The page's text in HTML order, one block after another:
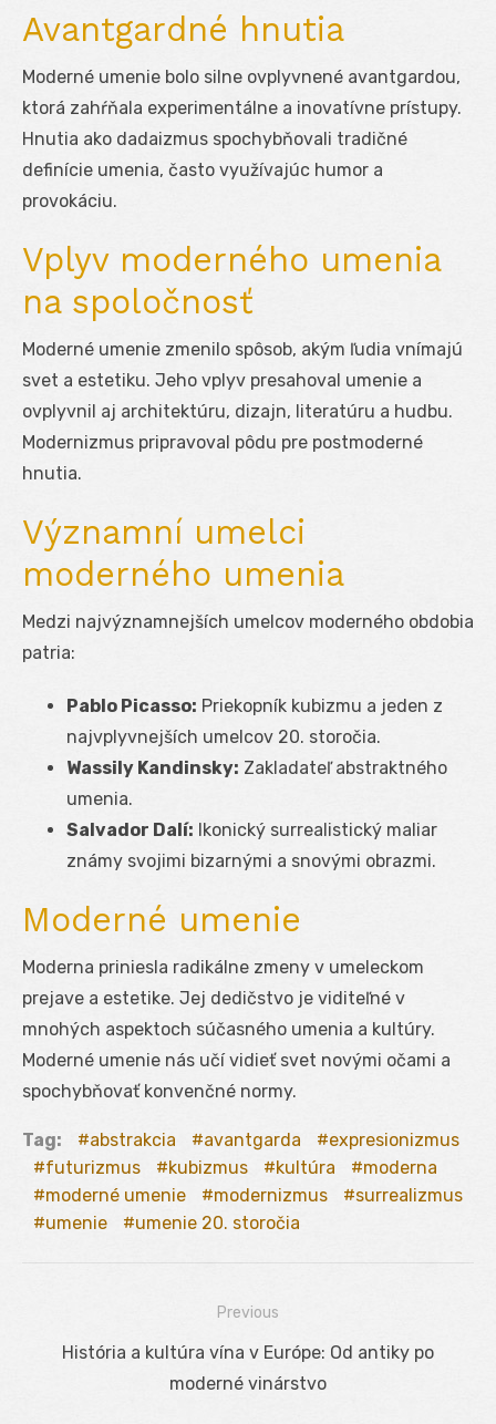
Avantgardné hnutia
Moderné umenie bolo silne ovplyvnené avantgardou,
ktorá zahŕňala experimentálne a inovatívne prístupy.
Hnutia ako dadaizmus spochybňovali tradičné
definície umenia, často využívajúc humor a
provokáciu.
Vplyv moderného umenia
na spoločnosť
Moderné umenie zmenilo spôsob, akým ľudia vnímajú
svet a estetiku. Jeho vplyv presahoval umenie a
ovplyvnil aj architektúru, dizajn, literatúru a hudbu.
Modernizmus pripravoval pôdu pre postmoderné
hnutia.
Významní umelci
moderného umenia
Medzi najvýznamnejších umelcov moderného obdobia
patria:
Pablo Picasso: Priekopník kubizmu a jeden z
najvplyvnejších umelcov 20. storočia.
Wassily Kandinsky: Zakladateľ abstraktného
umenia.
Salvador Dalí: Ikonický surrealistický maliar
známy svojimi bizarnými a snovými obrazmi.
Moderné umenie
Moderna priniesla radikálne zmeny v umeleckom
prejave a estetike. Jej dedičstvo je viditeľné v
mnohých aspektoch súčasného umenia a kultúry.
Moderné umenie nás učí vidieť svet novými očami a
spochybňovať konvenčné normy.
Tag: abstrakcia avantgarda
expresionizmus
futurizmus
kubizmus kultúra
moderna
moderné umenie
modernizmus
surrealizmus
umenie
umenie 20. storočia
Navigácia
Previous
Previous
História a kultúra vína v Európe: Od antiky po
moderné vinárstvo